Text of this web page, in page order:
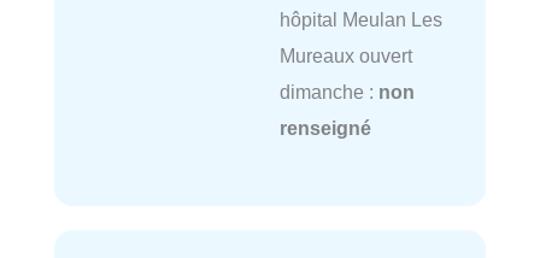
hôpital Meulan Les
Mureaux ouvert
dimanche : non
renseigné